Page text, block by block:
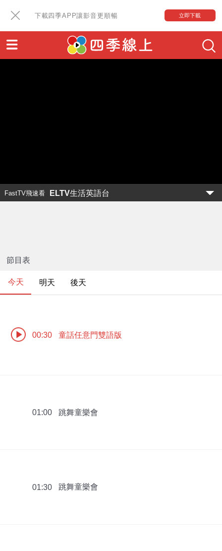
下載四季APP讓影音更順暢 立即下載
FastTV飛速看 ELTV生活英語台
節目表
今天 明天 後天
00:30 童話任意門雙語版
01:00 跳舞童樂會
01:30 跳舞童樂會